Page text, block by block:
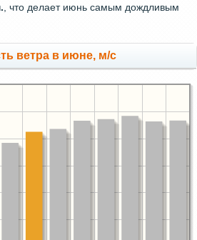
, что делает июнь самым дождливым
ветра в июне, м/с